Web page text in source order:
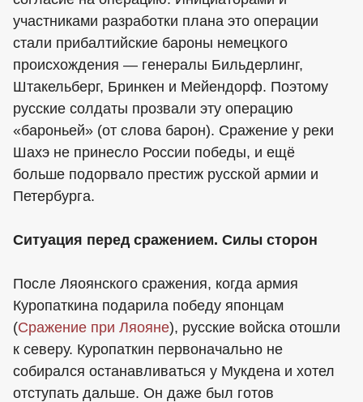
участниками разработки плана это операции
стали прибалтийские бароны немецкого
происхождения — генералы Бильдерлинг,
Штакельберг, Бринкен и Мейендорф. Поэтому
русские солдаты прозвали эту операцию
«бароньей» (от слова барон). Сражение у реки
Шахэ не принесло России победы, и ещё
больше подорвало престиж русской армии и
Петербурга.
Ситуация перед сражением. Силы сторон
После Ляоянского сражения, когда армия
Куропаткина подарила победу японцам
(Сражение при Ляояне), русские войска отошли
к северу. Куропаткин первоначально не
собирался останавливаться у Мукдена и хотел
отступать дальше. Он даже был готов